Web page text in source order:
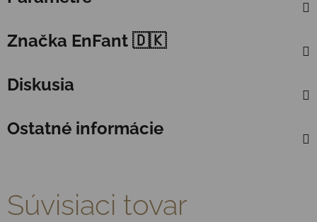
Značka EnFant 🇩🇰
Diskusia
Ostatné informácie
Súvisiaci tovar